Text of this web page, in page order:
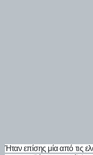
Ήταν επίσης μία από τις